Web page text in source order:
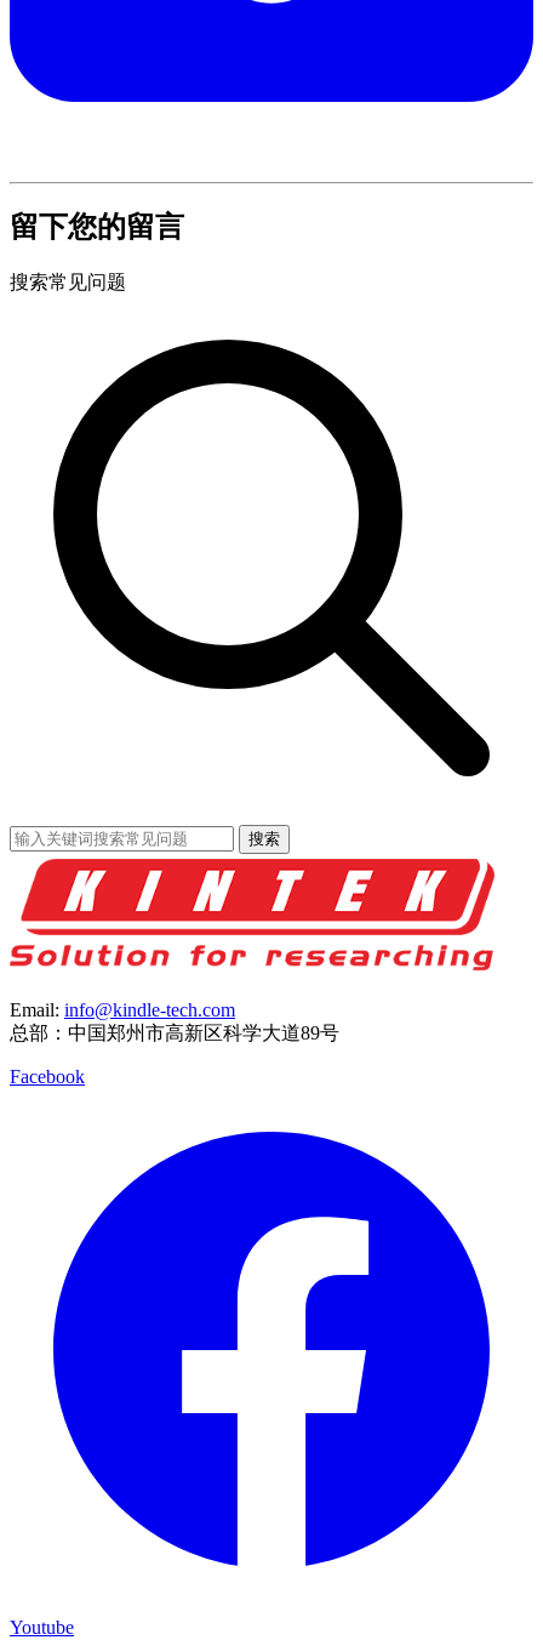
留下您的留言
搜索常见问题
搜索
Email: info@kindle-tech.com
总部：中国郑州市高新区科学大道89号
Facebook
Youtube